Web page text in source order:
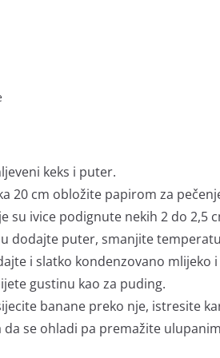
keks i puter.
20 cm obložite papirom za
su ivice podignute nekih 2 do 2,5
dodajte puter, smanjite
i slatko kondenzovano mlijeko
gustinu kao za puding.
banane preko nje, istresite
da se ohladi pa premažite